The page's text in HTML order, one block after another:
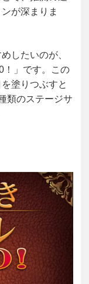
が深まりま
したいのが、
！」です。この
塗りつぶすと
類のステージサ